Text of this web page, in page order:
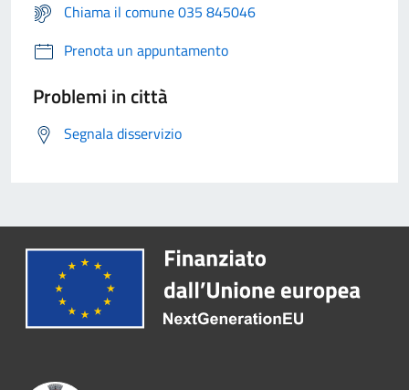
Chiama il comune 035 845046
Prenota un appuntamento
Problemi in città
Segnala disservizio